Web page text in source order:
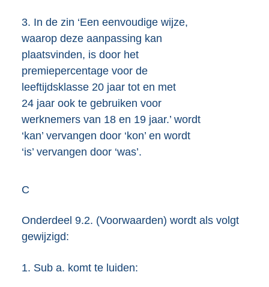
3. In de zin ‘Een eenvoudige wijze,
waarop deze aanpassing kan
plaatsvinden, is door het
premiepercentage voor de
leeftijdsklasse 20 jaar tot en met
24 jaar ook te gebruiken voor
werknemers van 18 en 19 jaar.’ wordt
‘kan’ vervangen door ‘kon’ en wordt
‘is’ vervangen door ‘was’.
C
Onderdeel 9.2. (Voorwaarden) wordt als volgt
gewijzigd:
1. Sub a. komt te luiden: